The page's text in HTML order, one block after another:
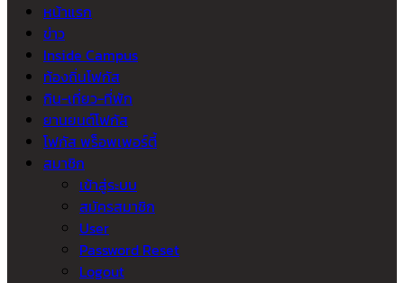
หน้าแรก
ข่าว
Inside Campus
ท้องถิ่นโฟกัส
กิน-เที่ยว-ที่พัก
ยานยนต์โฟกัส
โฟกัส พร็อพเพอร์ตี้
สมาชิก
เข้าสู่ระบบ
สมัครสมาชิก
User
Password Reset
Logout